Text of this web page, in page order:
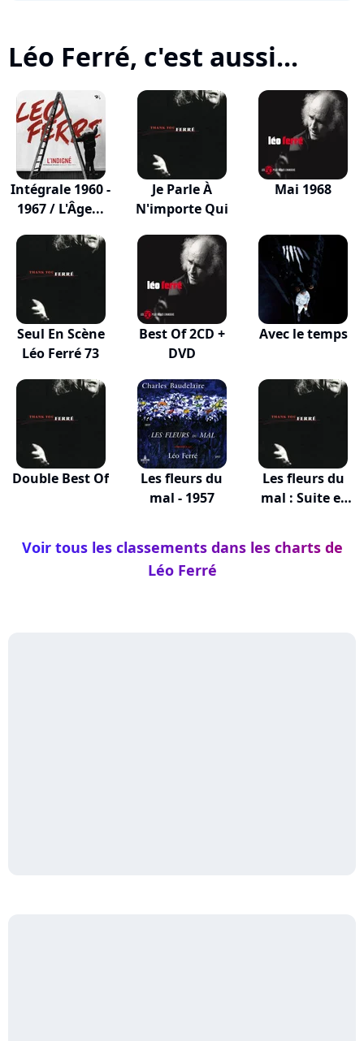
Léo Ferré, c'est aussi...
Intégrale 1960 -
1967 / L'Âge...
Je Parle À
N'importe Qui
Mai 1968
Seul En Scène
Léo Ferré 73
Best Of 2CD +
DVD
Avec le temps
Double Best Of
Les fleurs du
mal - 1957
Les fleurs du
mal : Suite et
Voir tous les classements dans les charts de
Léo Ferré